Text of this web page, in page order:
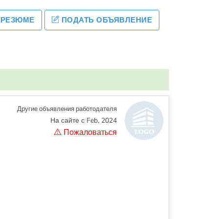
ПОДАТЬ ОБЪЯВЛЕНИЕ
Другие объявления работодателя
На сайте с Feb, 2024
Пожаловаться